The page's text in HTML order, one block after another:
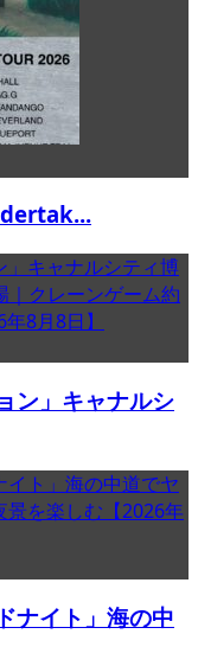
ン」キャナルシ
ナイト」海の中